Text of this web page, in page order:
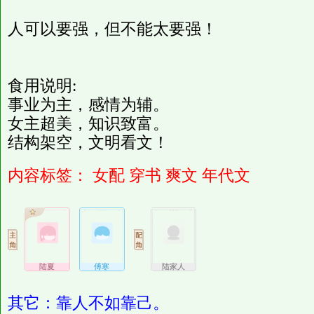
人可以要强，但不能太要强！
食用说明:
事业为主，感情为辅。
女主超美，知识致富。
结构架空，文明看文！
内容标签：
女配 穿书 爽文 年代文
陆夏 傅寒 陆家人
其它：靠人不如靠己。